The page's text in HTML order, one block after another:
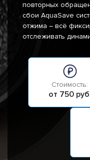
повторных
сбои AquaSave
отжима – всё
отслеживать
Стоимость:
от 750